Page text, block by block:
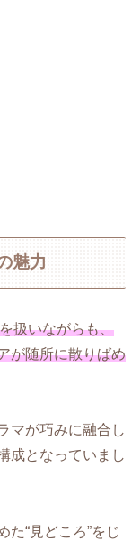
魅力
扱いながらも、
が随所に散りばめ
マが巧みに融合し
成となっていまし
た“見どころ”をじ